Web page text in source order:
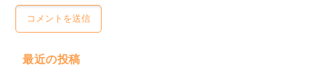
最近の投稿